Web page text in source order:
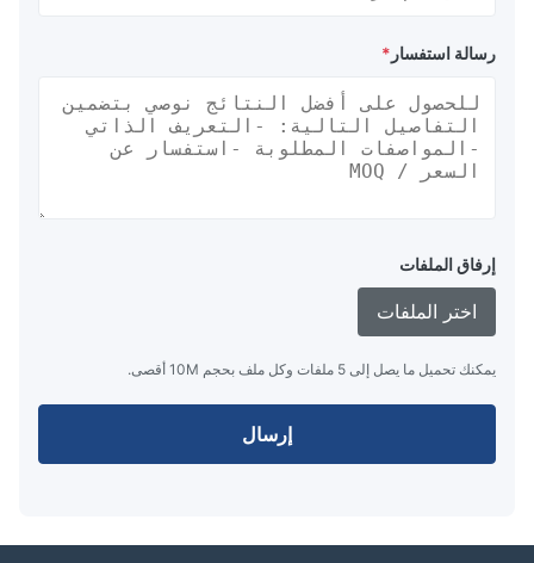
رسالة استفسار*
إرفاق الملفات
اختر الملفات
يمكنك تحميل ما يصل إلى 5 ملفات وكل ملف بحجم 10M أقصى.
إرسال